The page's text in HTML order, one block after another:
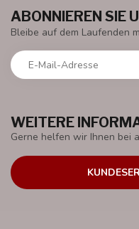
WEITERE
Gerne helfen wir Ihnen bei
ABONNIEREN SIE
Bleibe auf dem Laufenden